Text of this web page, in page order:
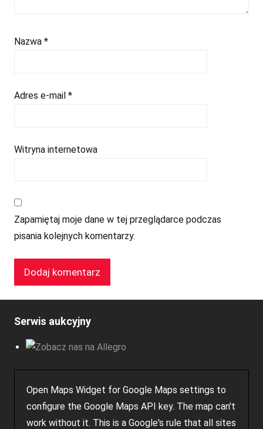
Nazwa *
Adres e-mail *
Witryna internetowa
Zapamiętaj moje dane w tej przeglądarce podczas
pisania kolejnych komentarzy.
Serwis aukcyjny
Open Maps Widget for Google Maps settings to
configure the Google Maps API key. The map can't
work without it. This is a Google's rule that all sites